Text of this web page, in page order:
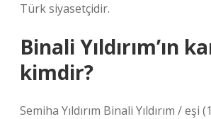
Türk siyasetçidir.
Binali Yıldırım’ın
kimdir?
Semiha Yıldırım Binali Yıldırım / eşi